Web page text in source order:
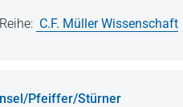
C.F. Müller Wissenschaft
Pfeiffer/Stürner